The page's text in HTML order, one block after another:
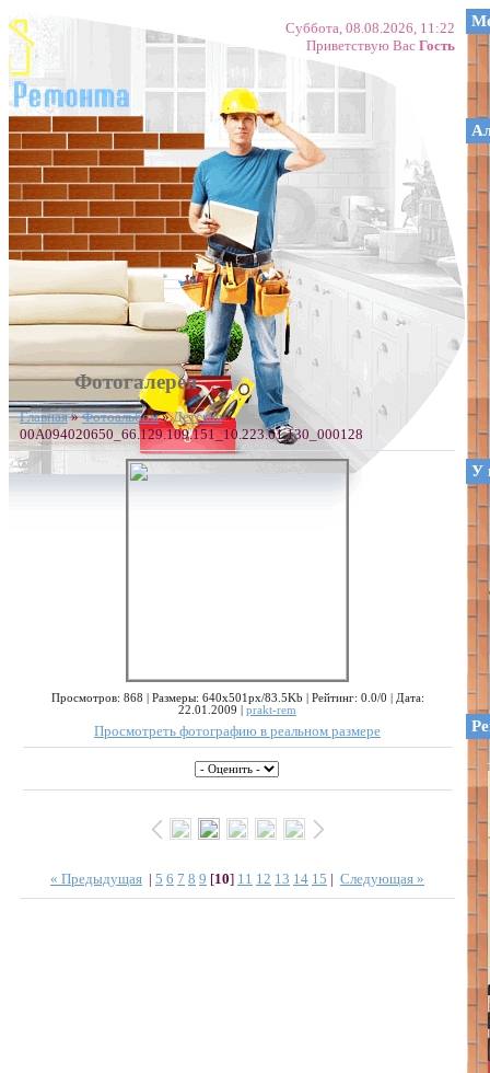
Суббота, 08.08.2026, 11:22
Приветствую Вас Гость
Фотогалерея
Главная»Фотоальбом»Детская»
00A094020650_66.129.109.151_10.223.61.130_000128
Просмотров: 868 | Размеры: 640x501px/83.5Kb | Рейтинг: 0.0/0 | Дата:
22.01.2009 | prakt-rem
Просмотреть фотографию в реальном размере
« Предыдущая | 5 6 7 8 9 [10] 11 12 13 14 15 | Следующая »
У